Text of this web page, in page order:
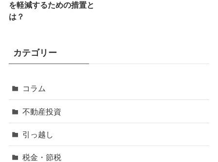
を軽減するための措置と
は？
カテゴリー
コラム
不動産投資
引っ越し
税金・節税